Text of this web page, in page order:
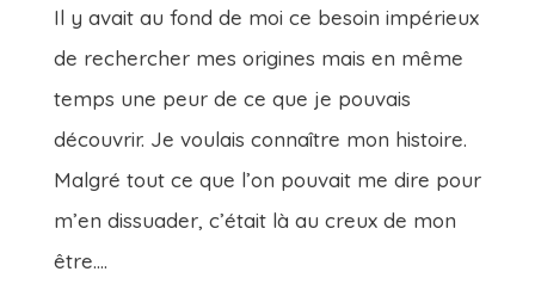
Il y avait au fond de moi ce besoin impérieux
de rechercher mes origines mais en même
temps une peur de ce que je pouvais
découvrir. Je voulais connaître mon histoire.
Malgré tout ce que l’on pouvait me dire pour
m’en dissuader, c’était là au creux de mon
être....